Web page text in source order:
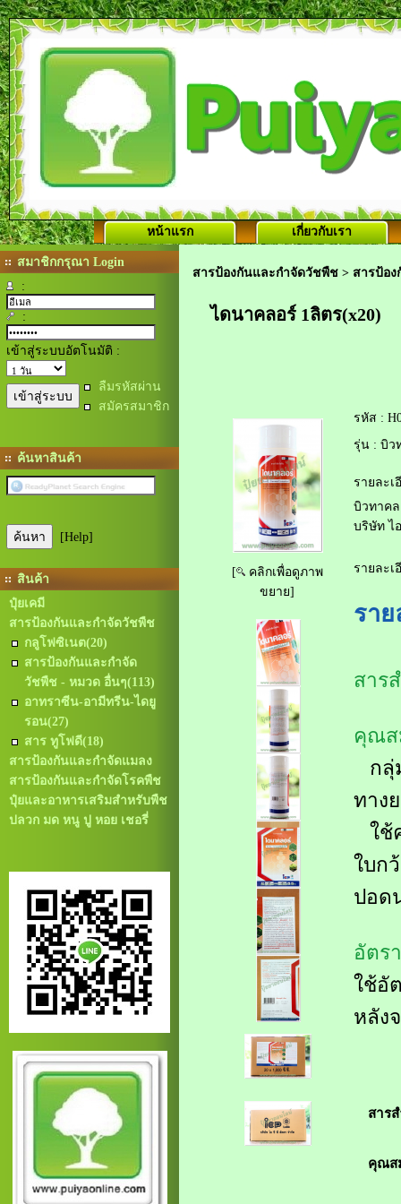
หน้าแรก เกี่ยวกับเรา
สมาชิกกรุณา Login
:
:
เข้าสู่ระบบอัตโนมัติ :
ลืมรหัสผ่าน
สมัครสมาชิก
ค้นหาสินค้า
[Help]
สินค้า
ปุ๋ยเคมี
สารป้องกันและกำจัดวัชพืช
กลูโฟซิเนต(20)
สารป้องกันและกำจัด
วัชพืช - หมวด อื่นๆ(113)
อาทราซีน-อามีทรีน-ไดยู
รอน(27)
สาร ทูโฟดี(18)
สารป้องกันและกำจัดแมลง
สารป้องกันและกำจัดโรคพืช
ปุ๋ยและอาหารเสริมสำหรับพืช
ปลวก มด หนู ปู หอย เชอรี่
สารป้องกันและกำจัดวัชพืช > สารป้อ
ไดนาคลอร์ 1ลิตร(x20)
[
คลิกเพื่อดูภาพ
ขยาย]
รหัส :
รุ่น : บิว
รายละเ
บิวทาคล
บริษัท ไ
รายละเ
รา
สาร
คุณส
กลุ่
ทาง
ใช้
ใบก
ปอด
อัตร
ใช้อั
หลัง
สาร
คุณส